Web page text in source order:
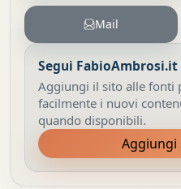
Mail
Segui FabioAmbrosi.it
Aggiungi il sito alle fonti
facilmente i nuovi
quando disponibili.
Aggiungi